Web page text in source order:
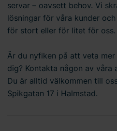
servar – oavsett behov. Vi
lösningar för våra kunder
för stort eller för litet för oss.
Är du nyfiken på att veta
dig? Kontakta någon av våra
Du är alltid välkommen till
Spikgatan 17 i Halmstad.